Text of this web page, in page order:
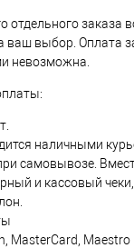
отдельного заказа
ваш выбор. Оплата
невозможна.
наличными
самовывозе.
и кассовый
MasterCard, Maestro